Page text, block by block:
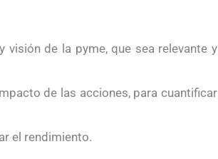
de la pyme, que sea relevante y
de las acciones, para cuantificar
el rendimiento.